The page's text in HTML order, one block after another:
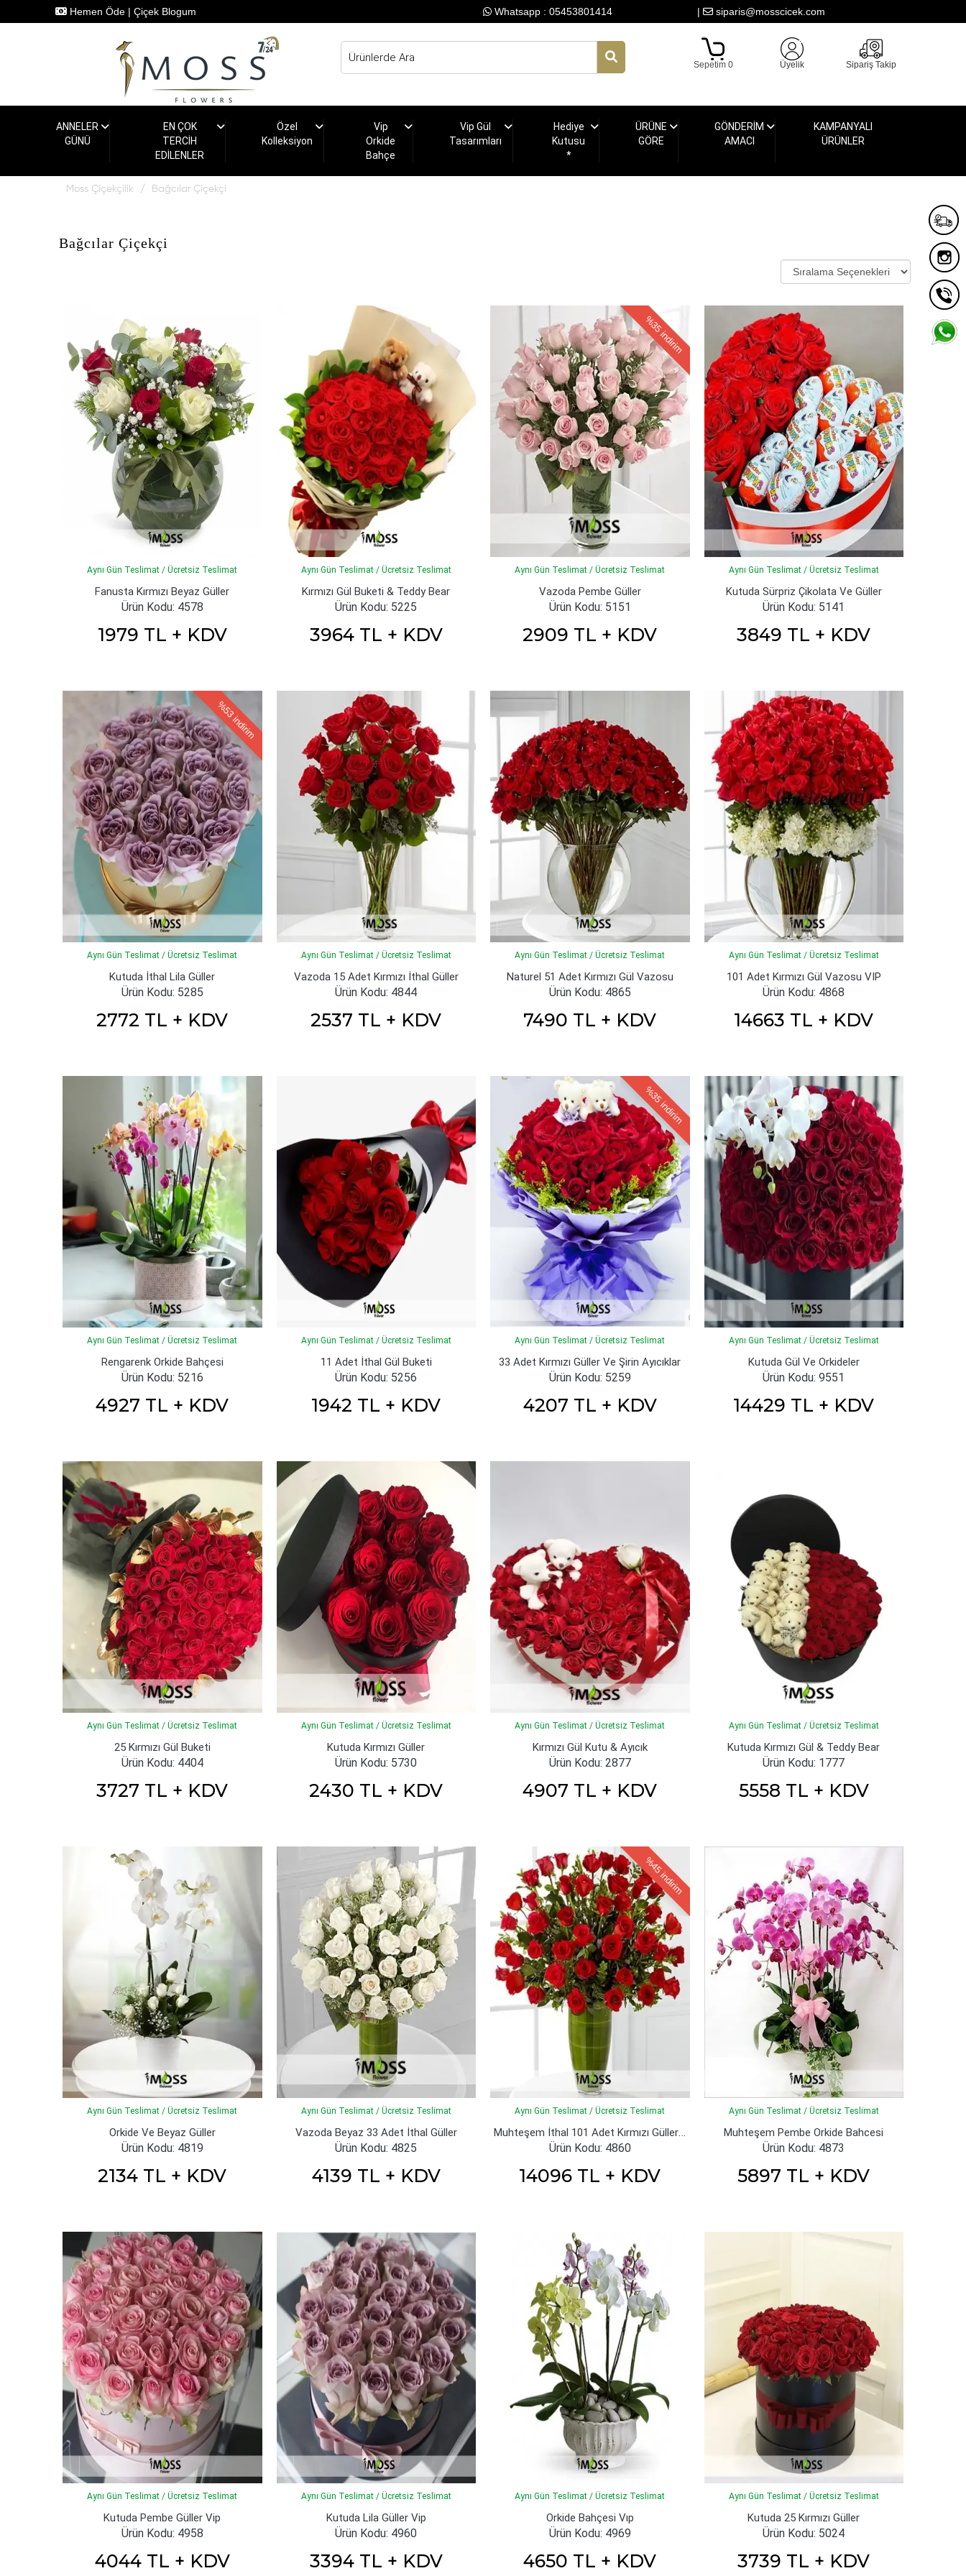
| siparis@mosscicek.com
Whatsapp : 05453801414
Hemen Öde | Çiçek Blogum
Sipariş Takip
Üyelik
Sepetim 0
ANNELER
GÜNÜ
EN ÇOK
TERCİH
EDİLENLER
Özel
Kolleksiyon
Vip
Orkide
Bahçe
Vip Gül
Tasarımları
Hediye
Kutusu
*
ÜRÜNE
GÖRE
GÖNDERİM
AMACI
KAMPANYALI
ÜRÜNLER
Moss Çiçekçilik Bağcılar Çiçekçi
Bağcılar Çiçekçi
Aynı Gün Teslimat / Ücretsiz Teslimat
Fanusta Kırmızı Beyaz Güller
Ürün Kodu: 4578
1979 TL + KDV
Aynı Gün Teslimat / Ücretsiz Teslimat
Kırmızı Gül Buketi & Teddy Bear
Ürün Kodu: 5225
3964 TL + KDV
%35
indirim
Aynı Gün Teslimat / Ücretsiz Teslimat
Vazoda Pembe Güller
Ürün Kodu: 5151
2909 TL + KDV
Aynı Gün Teslimat / Ücretsiz Teslimat
Kutuda Sürpriz Çikolata Ve Güller
Ürün Kodu: 5141
3849 TL + KDV
%53
indirim
Aynı Gün Teslimat / Ücretsiz Teslimat
Kutuda İthal Lila Güller
Ürün Kodu: 5285
2772 TL + KDV
Aynı Gün Teslimat / Ücretsiz Teslimat
Vazoda 15 Adet Kırmızı İthal Güller
Ürün Kodu: 4844
2537 TL + KDV
Aynı Gün Teslimat / Ücretsiz Teslimat
Naturel 51 Adet Kırmızı Gül Vazosu
Ürün Kodu: 4865
7490 TL + KDV
Aynı Gün Teslimat / Ücretsiz Teslimat
101 Adet Kırmızı Gül Vazosu VIP
Ürün Kodu: 4868
14663 TL + KDV
Aynı Gün Teslimat / Ücretsiz Teslimat
Rengarenk Orkide Bahçesi
Ürün Kodu: 5216
4927 TL + KDV
Aynı Gün Teslimat / Ücretsiz Teslimat
11 Adet İthal Gül Buketi
Ürün Kodu: 5256
1942 TL + KDV
%35
indirim
Aynı Gün Teslimat / Ücretsiz Teslimat
33 Adet Kırmızı Güller Ve Şirin Ayıcıklar
Ürün Kodu: 5259
4207 TL + KDV
Aynı Gün Teslimat / Ücretsiz Teslimat
Kutuda Gül Ve Orkideler
Ürün Kodu: 9551
14429 TL + KDV
Aynı Gün Teslimat / Ücretsiz Teslimat
25 Kırmızı Gül Buketi
Ürün Kodu: 4404
3727 TL + KDV
Aynı Gün Teslimat / Ücretsiz Teslimat
Kutuda Kırmızı Güller
Ürün Kodu: 5730
2430 TL + KDV
Aynı Gün Teslimat / Ücretsiz Teslimat
Kırmızı Gül Kutu & Ayıcık
Ürün Kodu: 2877
4907 TL + KDV
Aynı Gün Teslimat / Ücretsiz Teslimat
Kutuda Kırmızı Gül & Teddy Bear
Ürün Kodu: 1777
5558 TL + KDV
Aynı Gün Teslimat / Ücretsiz Teslimat
Orkide Ve Beyaz Güller
Ürün Kodu: 4819
2134 TL + KDV
Aynı Gün Teslimat / Ücretsiz Teslimat
Vazoda Beyaz 33 Adet İthal Güller
Ürün Kodu: 4825
4139 TL + KDV
%45
indirim
Aynı Gün Teslimat / Ücretsiz Teslimat
Muhteşem İthal 101 Adet Kırmızı Güllerden Cam Vazo Tasarımı
Ürün Kodu: 4860
14096 TL + KDV
Aynı Gün Teslimat / Ücretsiz Teslimat
Muhteşem Pembe Orkide Bahcesi
Ürün Kodu: 4873
5897 TL + KDV
Aynı Gün Teslimat / Ücretsiz Teslimat
Kutuda Pembe Güller Vip
Ürün Kodu: 4958
4044 TL + KDV
Aynı Gün Teslimat / Ücretsiz Teslimat
Kutuda Lila Güller Vip
Ürün Kodu: 4960
3394 TL + KDV
Aynı Gün Teslimat / Ücretsiz Teslimat
Orkide Bahçesi Vıp
Ürün Kodu: 4969
4650 TL + KDV
Aynı Gün Teslimat / Ücretsiz Teslimat
Kutuda 25 Kırmızı Güller
Ürün Kodu: 5024
3739 TL + KDV